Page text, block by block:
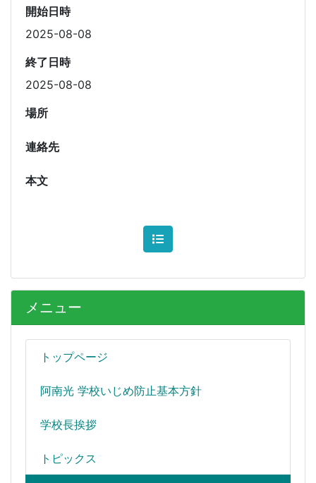
メニュー
トップページ
阿南光 学校いじめ防止基本方針
学校長挨拶
トピックス
開始日時
2025-08-08
終了日時
2025-08-08
場所
連絡先
本文